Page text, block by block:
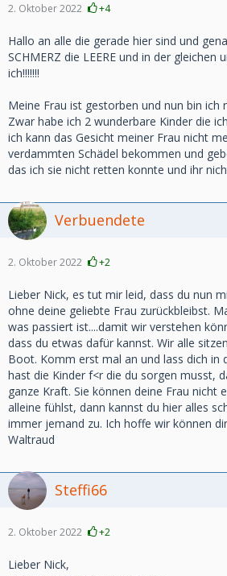
2. Oktober 2022 +4
Hallo an alle die gerade hier sind und
SCHMERZ die LEERE und in der gleichen
ich!!!!!!!
Meine Frau ist gestorben und nun bin ich
Zwar habe ich 2 wunderbare Kinder die
ich kann das Gesicht meiner Frau nicht
verdammten Schädel bekommen und
das ich sie nicht retten konnte und ihr
Verbuendete
2. Oktober 2022 +2
Lieber Nick, es tut mir leid, dass du nun
ohne deine geliebte Frau zurückbleibst.
was passiert ist....damit wir verstehen
dass du etwas dafür kannst. Wir alle
Boot. Komm erst mal an und lass dich in
hast die Kinder f<r die du sorgen musst,
ganze Kraft. Sie können deine Frau nicht
alleine fühlst, dann kannst du hier alles
immer jemand zu. Ich hoffe wir können
Waltraud
Steffi66
2. Oktober 2022 +2
Lieber Nick,